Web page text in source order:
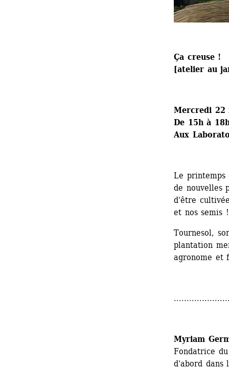
Ça creuse !
[atelier au
Mercredi 22
De 15h à
Aux
Le
de nouvelles
d'être
et nos semis !
Tournesol,
plantation
agronome et
Myriam
Fondatrice
d'abord dans